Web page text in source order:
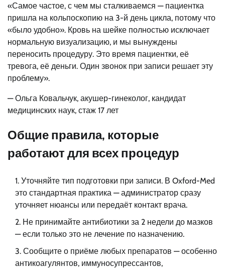
«Самое частое, с чем мы сталкиваемся — пациентка
пришла на кольпоскопию на 3-й день цикла, потому что
«было удобно». Кровь на шейке полностью исключает
нормальную визуализацию, и мы вынуждены
переносить процедуру. Это время пациентки, её
тревога, её деньги. Один звонок при записи решает эту
проблему».
— Ольга Ковальчук, акушер-гинеколог, кандидат
медицинских наук, стаж 17 лет
Общие правила, которые
работают для всех процедур
Уточняйте тип подготовки при записи. В Oxford-Med
это стандартная практика — администратор сразу
уточняет нюансы или передаёт контакт врача.
Не принимайте антибиотики за 2 недели до мазков
— если только это не лечение по назначению.
Сообщите о приёме любых препаратов — особенно
антикоагулянтов, иммуносупрессантов,